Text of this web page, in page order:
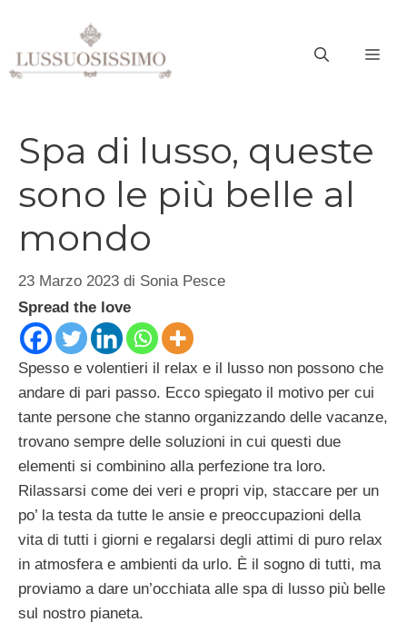
contenuto
Spa di lusso, queste
sono le più belle al
mondo
23 Marzo 2023 di Sonia Pesce
Spread the love
Spesso e volentieri il relax e il lusso non possono che
andare di pari passo. Ecco spiegato il motivo per cui
tante persone che stanno organizzando delle vacanze,
trovano sempre delle soluzioni in cui questi due
elementi si combinino alla perfezione tra loro.
Rilassarsi come dei veri e propri vip, staccare per un
po’ la testa da tutte le ansie e preoccupazioni della
vita di tutti i giorni e regalarsi degli attimi di puro relax
in atmosfera e ambienti da urlo. È il sogno di tutti, ma
proviamo a dare un’occhiata alle spa di lusso più belle
sul nostro pianeta.